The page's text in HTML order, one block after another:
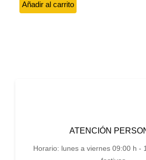
Añadir al carrito
ATENCIÓN
Horario: lunes a viernes 09:00 h -